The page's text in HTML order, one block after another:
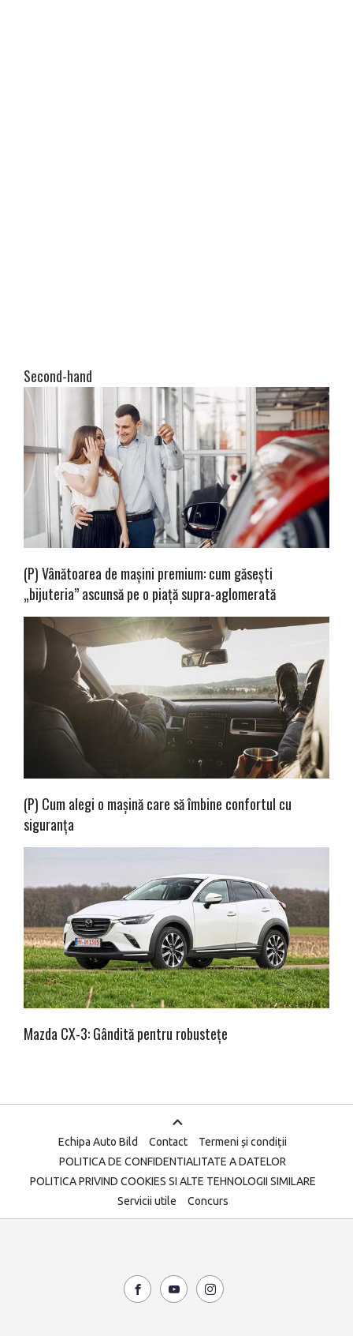
Second-hand
(P) Vânătoarea de mașini premium: cum găsești
„bijuteria” ascunsă pe o piață supra-aglomerată
(P) Cum alegi o mașină care să îmbine confortul cu
siguranța
Mazda CX-3: Gândită pentru robustețe
Echipa Auto Bild Contact
Termeni și condiții
POLITICA DE CONFIDENTIALITATE A DATELOR
POLITICA PRIVIND COOKIES SI ALTE TEHNOLOGII SIMILARE
Servicii utile
Concurs